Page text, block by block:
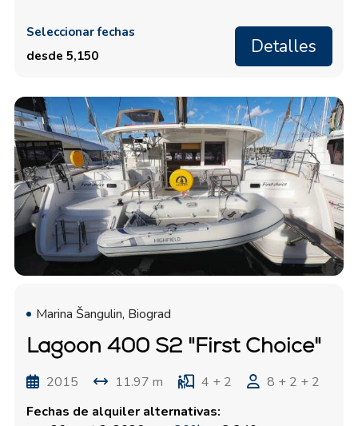
Seleccionar fechas
desde 5,150
Detalles
Marina Šangulin, Biograd
Lagoon 400 S2 "First Choice"
2015 11.97 m 4 + 2
8 + 2 + 2
Fechas de alquiler alternativas: